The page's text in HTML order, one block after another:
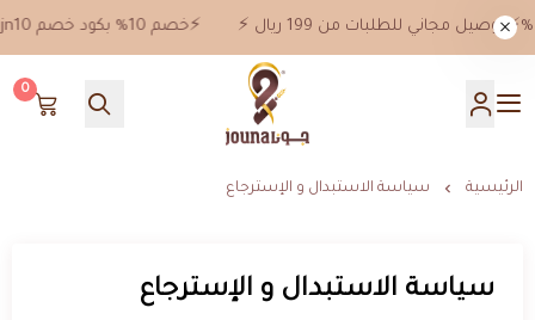
⚡️خصم 10% بكود خصم jn10 علي جميع المنتجات ماعدا خصومات 50%⚡️ توصيل مجاني للطلبات من 199 ريال ⚡️
جونا
0
الرئيسية سياسة الاستبدال و الإسترجاع
سياسة الاستبدال و الإسترجاع